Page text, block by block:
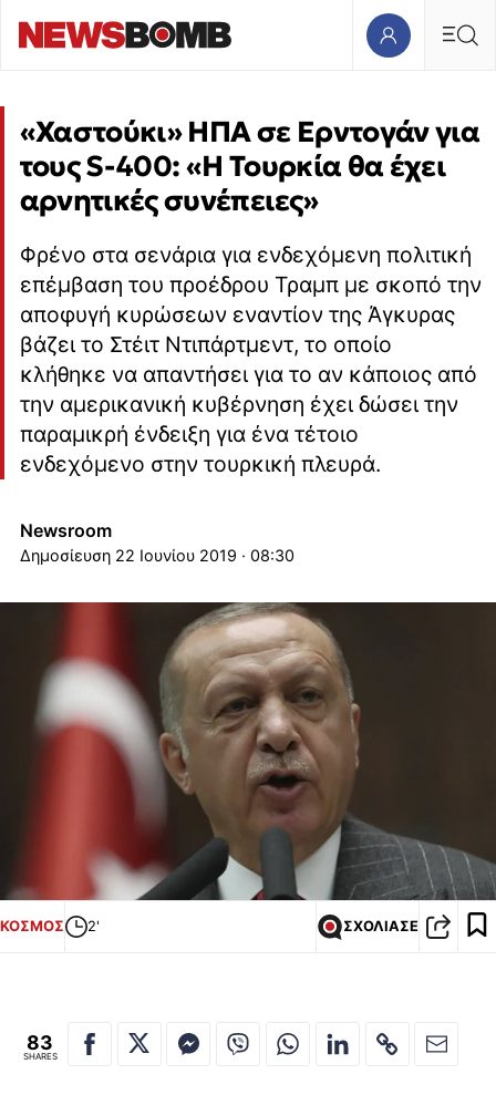
«Χαστούκι» ΗΠΑ σε Ερντογάν για
τους S-400: «Η Τουρκία θα έχει
αρνητικές συνέπειες»
Φρένο στα σενάρια για ενδεχόμενη πολιτική
επέμβαση του προέδρου Τραμπ με σκοπό την
αποφυγή κυρώσεων εναντίον της Άγκυρας
βάζει το Στέιτ Ντιπάρτμεντ, το οποίο
κλήθηκε να απαντήσει για το αν κάποιος από
την αμερικανική κυβέρνηση έχει δώσει την
παραμικρή ένδειξη για ένα τέτοιο
ενδεχόμενο στην τουρκική πλευρά.
Newsroom
22 Ιουνίου 2019 · 08:30
ΚΟΣΜΟΣ 2' ΣΧΟΛΙΑΣΕ
83
SHARES